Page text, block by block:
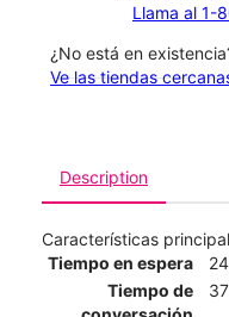
Llama al 1-
¿No está en
Ve las tiendas
Description
Características
Tiempo en espera
Tiempo de